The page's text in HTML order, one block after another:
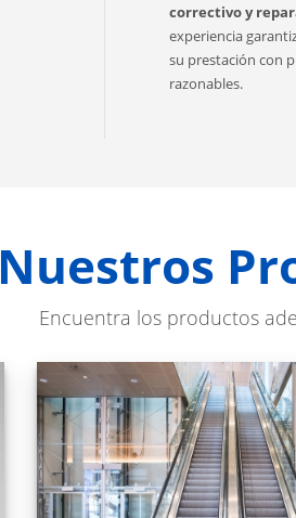
correctivo y
experiencia
su prestación con
razonables.
Nuestros
Encuentra los productos